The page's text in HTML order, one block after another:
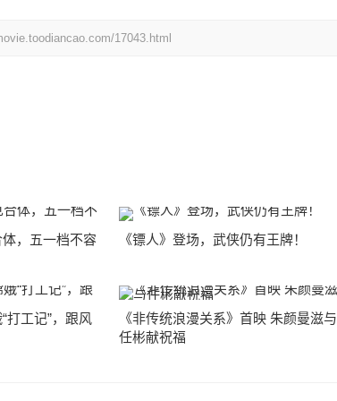
17043.html
，五一档不容
《镖人》登场，武侠仍有王牌！
打工记”，跟风
《非传统浪漫关系》首映 朱颜曼滋与
任彬献祝福